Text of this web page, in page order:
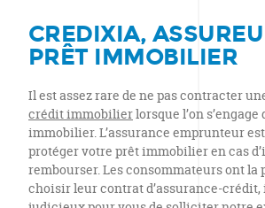
CREDIXIA,
PRÊT IMMOBILIER
Il est assez rare de ne pas contracter
crédit immobilierlorsque l’on
immobilier. L’assurance emprunteur
protéger votre prêt immobilier en cas
rembourser. Les consommateurs ont la
choisir leur contrat d’assurance-crédit,